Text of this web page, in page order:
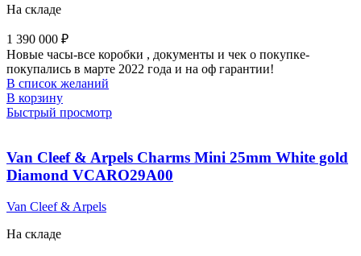
На складе
1 390 000 ₽
Новые часы-все коробки , документы и чек о покупке-
покупались в марте 2022 года и на оф гарантии!
В список желаний
В корзину
Быстрый просмотр
Van Cleef & Arpels Charms Mini 25mm White gold
Diamond VCARO29A00
Van Cleef & Arpels
На складе